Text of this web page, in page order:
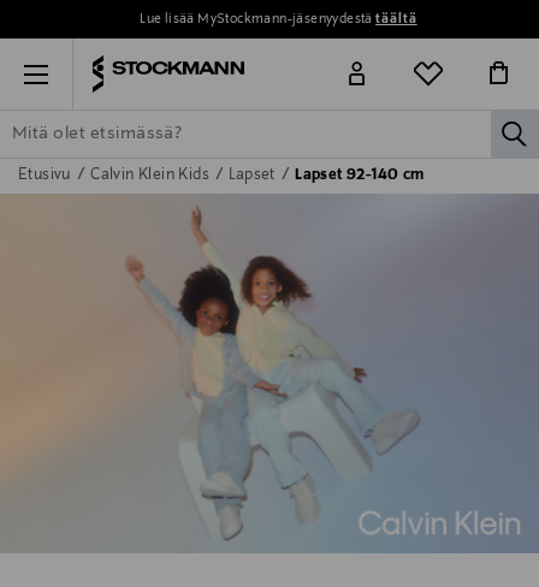
Lue lisää MyStockmann-jäsenyydestätäältä
Menu
ETSI KAIKKI NAISET MIEHET LAPSET KOTI
Etusivu Calvin Klein Kids Lapset Lapset 92-140 cm